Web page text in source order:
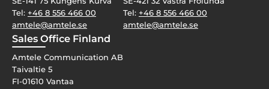
Tel: +46 8 556 466 00
amtele@amtele.se
Tel: +46 8 556 466 00
amtele@amtele.se
Sales Office Finland
Amtele Communication AB
Taivaltie 5
FI-01610 Vantaa